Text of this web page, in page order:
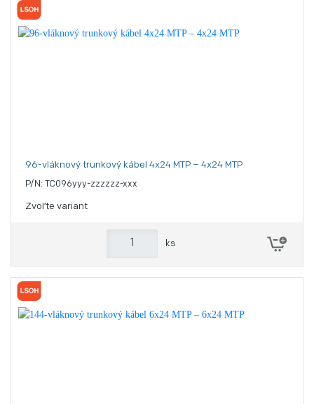
96-vláknový trunkový kábel 4x24 MTP – 4x24 MTP
P/N: TC096yyy-zzzzzz-xxx
Zvoľte variant
ks